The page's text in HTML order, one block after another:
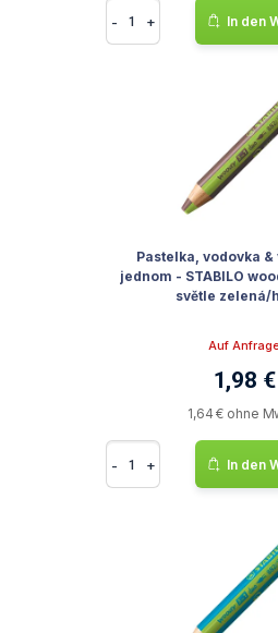
- + In den
Pastelka, vodovka &
jednom - STABILO
světle zelená/
Auf
1,98 €
1,64 € ohne
- + In den